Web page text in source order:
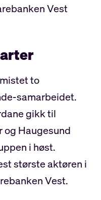
Vest
to
samarbeidet.
gikk til
og Haugesund
i høst.
største aktøren i
Vest.